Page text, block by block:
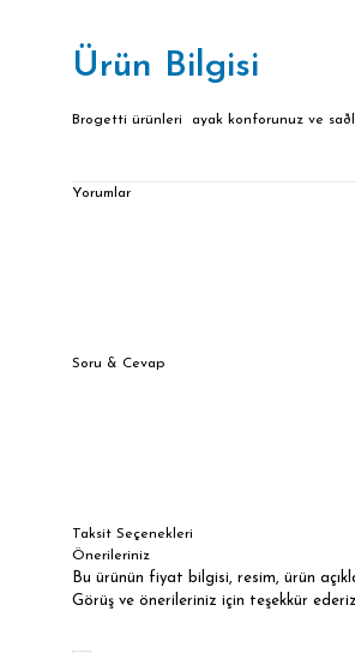
Ürün Bilgisi
Brogetti ürünleri ayak konforunuz ve
Yorumlar
Soru & Cevap
Taksit Seçenekleri
Önerileriniz
Bu ürünün fiyat bilgisi, resim, ürün
Görüş ve önerileriniz için teşekkür